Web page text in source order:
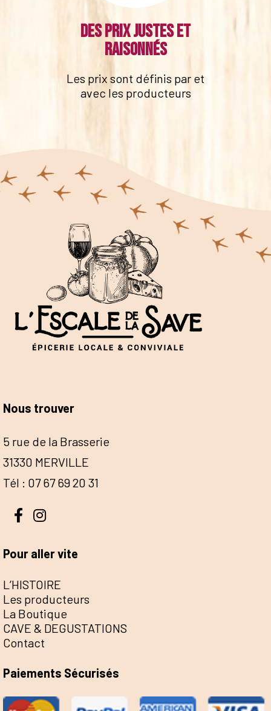
Des prix justes et
raisonnés
Les prix sont définis par et
avec les producteurs
Nous trouver
5 rue de la Brasserie
31330 MERVILLE
Tél : 07 67 69 20 31
Pour aller vite
L’HISTOIRE
Les producteurs
La Boutique
CAVE & DEGUSTATIONS
Contact
Paiements Sécurisés